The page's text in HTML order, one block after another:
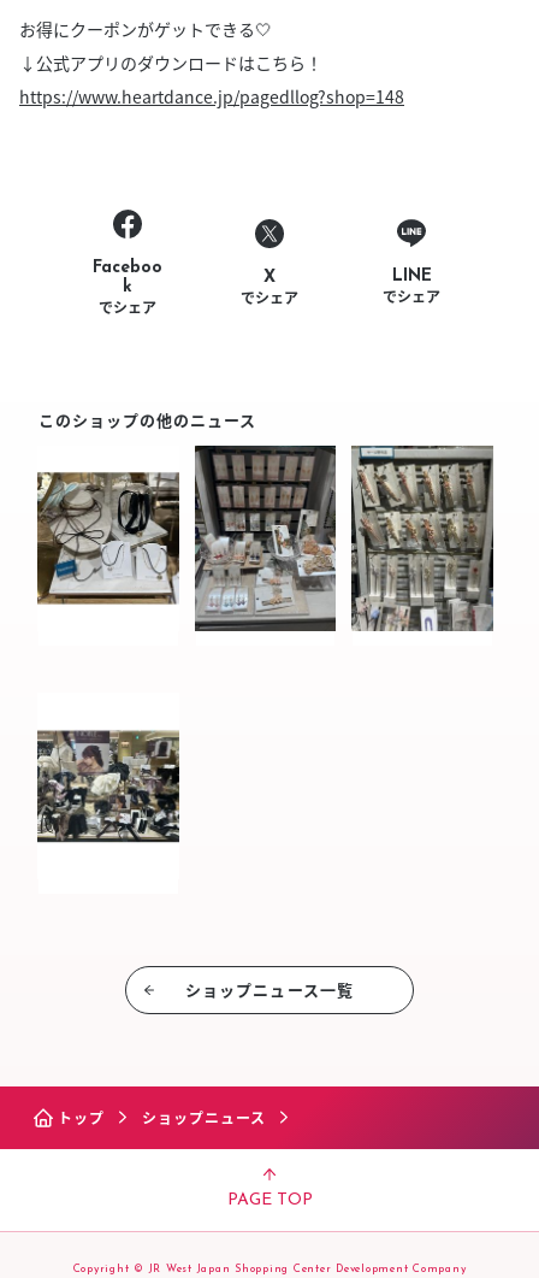
お得にクーポンがゲットできる🤍
↓公式アプリのダウンロードはこちら！
https://www.heartdance.jp/pagedllog?shop=148
Faceboo
k
でシェア
X
でシェア
LINE
でシェア
このショップの他のニュース
ショップニュース⼀覧
トップ ショップニュース
PAGE TOP
Copyright © JR West Japan Shopping Center Development Company